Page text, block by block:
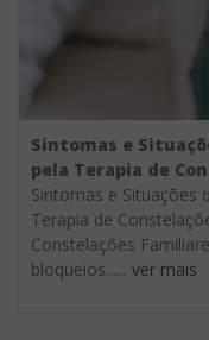
Sintomas e
pela Terapia de
Sintomas e Situações
Terapia de
Constelações
bloqueios...... ver mais